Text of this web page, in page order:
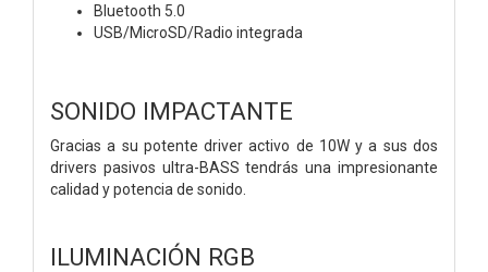
Bluetooth 5.0
USB/MicroSD/Radio integrada
SONIDO IMPACTANTE
Gracias a su potente driver activo de 10W y a sus dos
drivers pasivos ultra-BASS tendrás una impresionante
calidad y potencia de sonido.
ILUMINACIÓN RGB